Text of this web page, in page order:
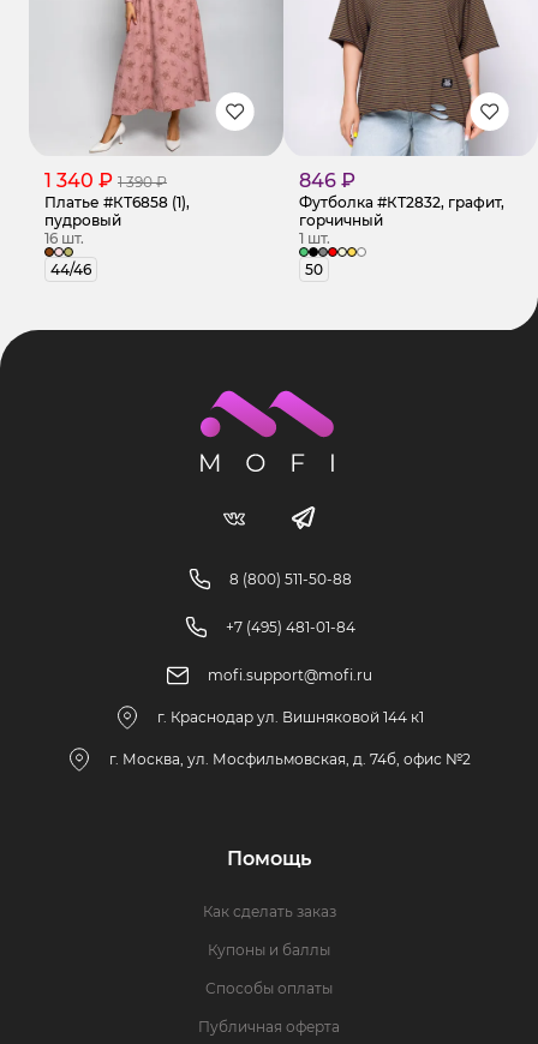
1 340 ₽ 1 390 ₽
Платье #КТ6858 (1),
пудровый
16 шт.
44/46
846 ₽
Футболка #КТ2832, графит,
горчичный
1 шт.
50
8 (800) 511-50-88
+7 (495) 481-01-84
mofi.support@mofi.ru
г. Краснодар ул. Вишняковой 144 к1
г. Москва, ул. Мосфильмовская, д. 74б, офис №2
Помощь
Как сделать заказ
Купоны и баллы
Способы оплаты
Публичная оферта